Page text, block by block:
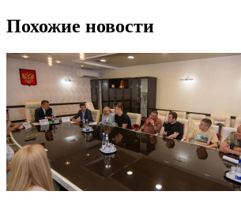
Похожие новости